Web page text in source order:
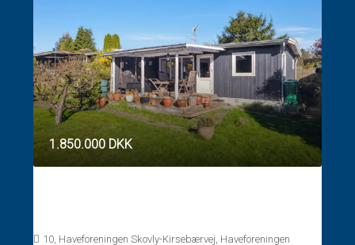
1.850.000 DKK
10, Haveforeningen Skovly-Kirsebærvej, Haveforeningen